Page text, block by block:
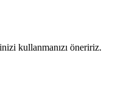
kullanmanızı öneririz.